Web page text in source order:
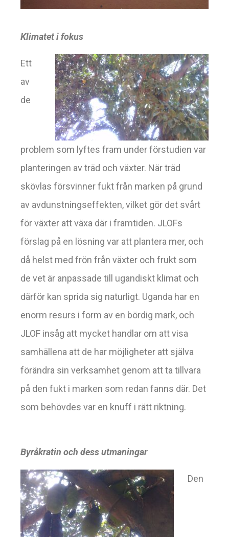
Klimatet i fokus
Ett
av
de
problem som lyftes fram under förstudien var
planteringen av träd och växter. När träd
skövlas försvinner fukt från marken på grund
av avdunstningseffekten, vilket gör det svårt
för växter att växa där i framtiden. JLOFs
förslag på en lösning var att plantera mer, och
då helst med frön från växter och frukt som
de vet är anpassade till ugandiskt klimat och
därför kan sprida sig naturligt. Uganda har en
enorm resurs i form av en bördig mark, och
JLOF insåg att mycket handlar om att visa
samhällena att de har möjligheter att själva
förändra sin verksamhet genom att ta tillvara
på den fukt i marken som redan fanns där. Det
som behövdes var en knuff i rätt riktning.
Byråkratin och dess utmaningar
Den